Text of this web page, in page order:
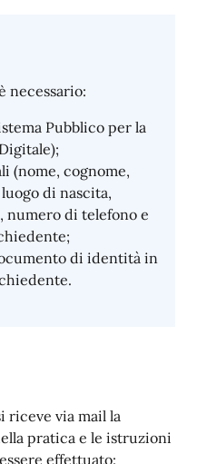
necessario:
Pubblico per la
(nome, cognome,
di nascita,
di telefono e
di identità in
riceve via mail la
pratica e le istruzioni
effettuato: